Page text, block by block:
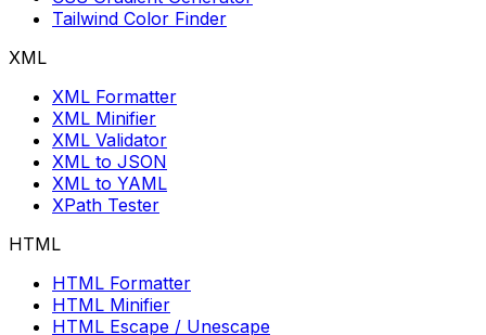
Tailwind Color Finder
XML
XML Formatter
XML Minifier
XML Validator
XML to JSON
XML to YAML
XPath Tester
HTML
HTML Formatter
HTML Minifier
HTML Escape / Unescape